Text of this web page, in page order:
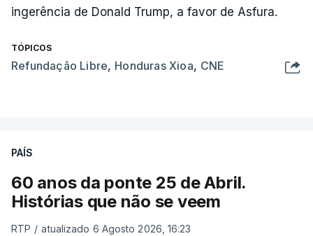
ingerência de Donald Trump, a favor de Asfura.
TÓPICOS
Refundação Libre, Honduras Xioa, CNE
PAÍS
60 anos da ponte 25 de Abril.
Histórias que não se veem
RTP / atualizado 6 Agosto 2026, 16:23